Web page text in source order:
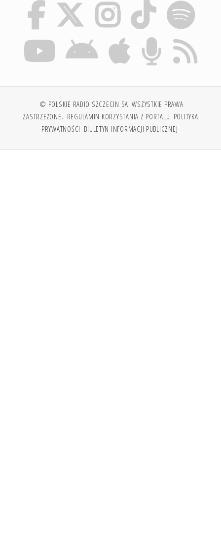
© POLSKIE RADIO SZCZECIN SA. WSZYSTKIE PRAWA
ZASTRZEŻONE. REGULAMIN KORZYSTANIA Z PORTALU POLITYKA
PRYWATNOŚCI BIULETYN INFORMACJI PUBLICZNEJ